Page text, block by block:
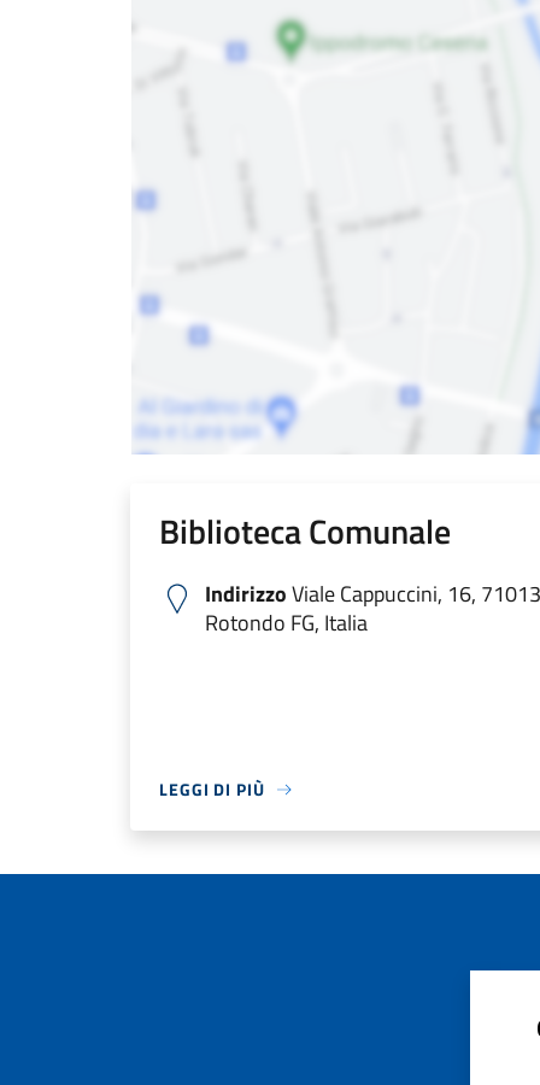
Biblioteca Comunale
IndirizzoViale Cappuccini, 16,
Rotondo FG, Italia
LEGGI DI PIÙ